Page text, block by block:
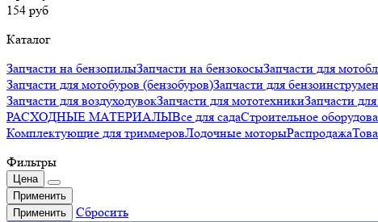
154 руб
Каталог
Запчасти на бензопилыЗапчасти на бензокосыЗапчасти для
Запчасти для мотобуров (бензобуров)Запчасти для
Запчасти для воздуходувокЗапчасти для мототехникиЗапчасти
РАСХОДНЫЕ МАТЕРИАЛЫВсе для садаСтроительное
Комплектующие для триммеровЛодочные моторыРаспродажа
Фильтры
Цена
Применить
Применить
Сбросить